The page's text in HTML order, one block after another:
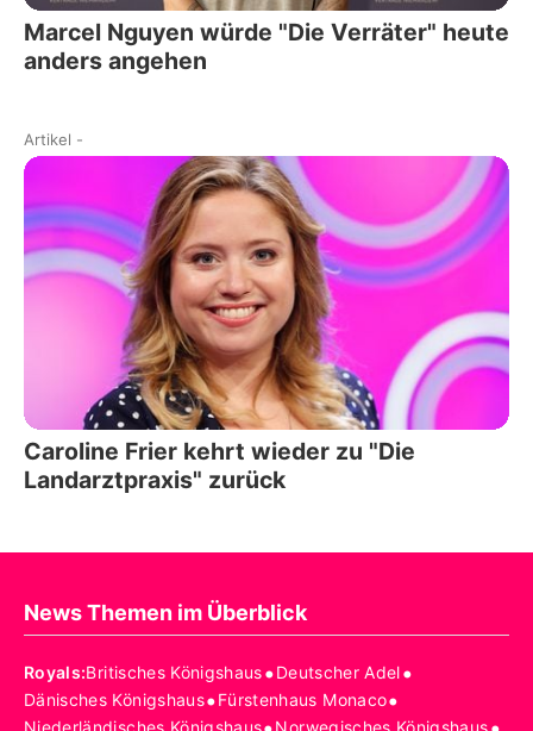
Marcel Nguyen würde "Die Verräter" heute
anders angehen
Artikel -
Caroline Frier kehrt wieder zu "Die
Landarztpraxis" zurück
News Themen im Überblick
Royals:Britisches Königshaus•Deutscher Adel•
Dänisches Königshaus•Fürstenhaus Monaco•